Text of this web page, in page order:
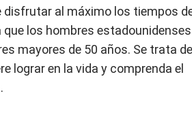
disfrutar al máximo los tiempos
los hombres estadounidenses
mayores de 50 años. Se trata de
lograr en la vida y comprenda el